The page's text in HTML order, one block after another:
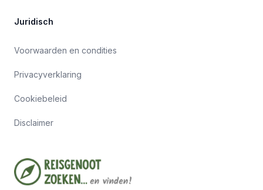
Juridisch
Voorwaarden en condities
Privacyverklaring
Cookiebeleid
Disclaimer